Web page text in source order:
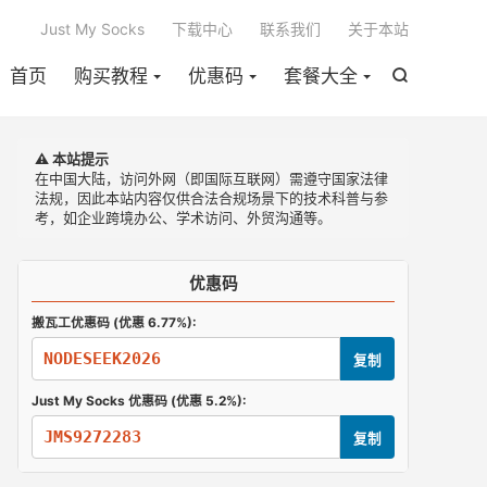

首页 购买教程 优惠码 套餐大全
Just My Socks 下载中心 联系我们 关于本站
⚠️ 本站提示
在中国大陆，访问外网（即国际互联网）需遵守国家法律
法规，因此本站内容仅供合法合规场景下的技术科普与参
考，如企业跨境办公、学术访问、外贸沟通等。
优惠码
搬瓦工优惠码 (优惠 6.77%):
NODESEEK2026 复制
Just My Socks 优惠码 (优惠 5.2%):
JMS9272283 复制